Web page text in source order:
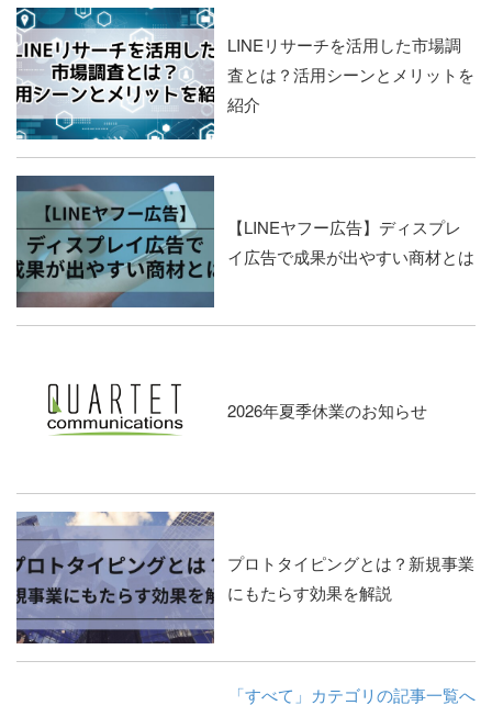
LINEリサーチを活用した市場調
査とは？活用シーンとメリットを
紹介
【LINEヤフー広告】ディスプレ
イ広告で成果が出やすい商材とは
2026年夏季休業のお知らせ
プロトタイピングとは？新規事業
にもたらす効果を解説
「すべて」カテゴリの記事一覧へ